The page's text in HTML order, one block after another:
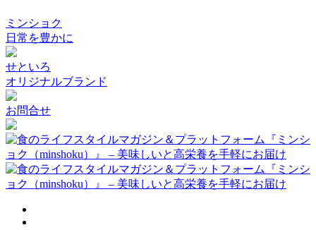
ミンショク
日常を豊かに
せといろ
オリジナルブランド
お問合せ